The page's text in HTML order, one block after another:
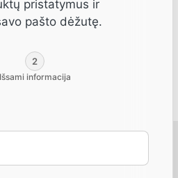
pristatymus ir
pašto dėžutę.
2
Išsami informacija